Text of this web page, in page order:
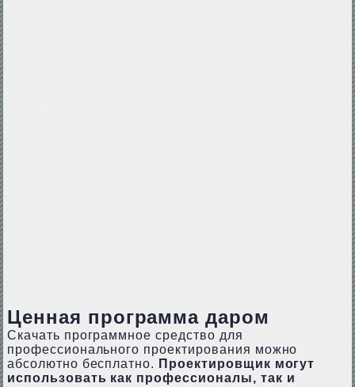
Ценная программа даром
Скачать программное средство для
профессионального проектирования можно
абсолютно бесплатно. Проектировщик могут
использовать как профессионалы, так и